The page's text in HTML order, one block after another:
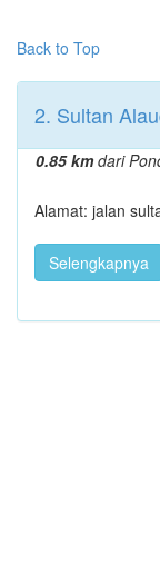
Back to Top
2. Sultan
0.85 kmdari
Alamat: jalan
Selengkapnya